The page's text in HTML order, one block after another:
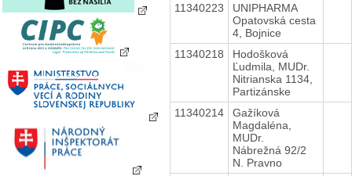
11340223
UNIPHARMA
Opatovská cesta
4, Bojnice
11340218
Hodošková
Ľudmila, MUDr.
Nitrianska 1134,
Partizánske
11340214
Gažíková
Magdaléna,
MUDr.
Nábrežná 92/2
N. Pravno